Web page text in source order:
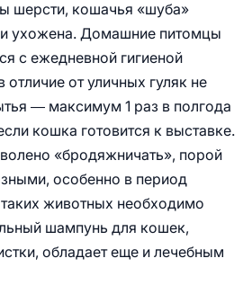
шерсти, кошачья «шуба»
ухожена. Домашние питомцы
с ежедневной гигиеной
отличие от уличных гуляк не
― максимум 1 раз в полгода
кошка готовится к выставке.
«бродяжничать», порой
особенно в период
животных необходимо
шампунь для кошек,
обладает еще и лечебным